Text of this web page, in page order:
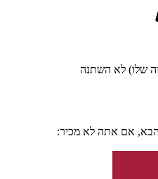
שלו) לא השתנה
הבא, אם אתה לא מכיר: